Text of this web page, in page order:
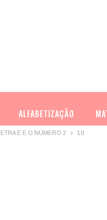
ALFABETIZAÇÃO
E E O NÚMERO 2 10